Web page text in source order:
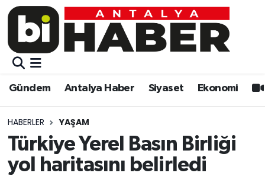
Gündem Antalya Haber Siyaset Ekonomi
HABERLER YAŞAM
Türkiye Yerel Basın Birliği
yol haritasını belirledi
Gündem
Siyaset
Ekonomi
Video
Gündem
Siyaset
Eğitim
Ekonomi
Muratpaşa Nöbetçi Eczaneler
Muratpaşa Trafik Yoğunluk Haritası
Süper Lig Puan Durumu ve Fikstür
Tüm Manşetler